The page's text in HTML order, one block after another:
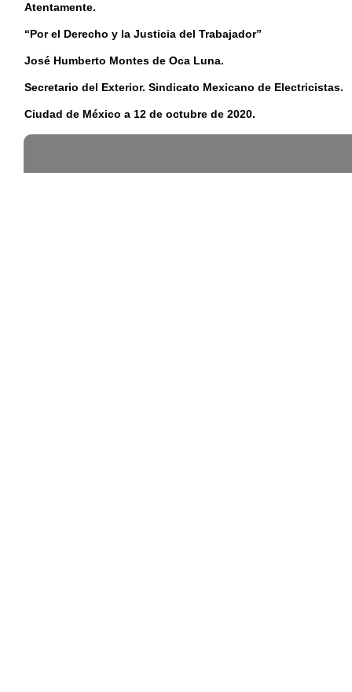
Atentamente.
“Por el Derecho y la Justicia del Trabajador”
José Humberto Montes de Oca Luna.
Secretario del Exterior. Sindicato Mexicano de Electricistas.
Ciudad de México a 12 de octubre de 2020.